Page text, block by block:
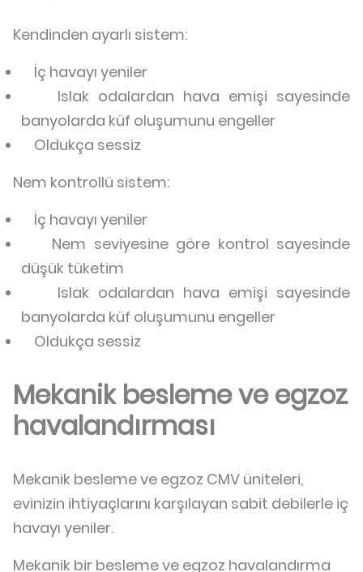
Kendinden ayarlı sistem:
İç havayı yeniler
Islak odalardan hava emişi sayesinde
banyolarda küf oluşumunu engeller
Oldukça sessiz
Nem kontrollü sistem:
İç havayı yeniler
Nem seviyesine göre kontrol sayesinde
düşük tüketim
Islak odalardan hava emişi sayesinde
banyolarda küf oluşumunu engeller
Oldukça sessiz
Mekanik besleme ve egzoz
havalandırması
Mekanik besleme ve egzoz CMV üniteleri,
evinizin ihtiyaçlarını karşılayan sabit debilerle iç
havayı yeniler.
Mekanik bir besleme ve egzoz havalandırma